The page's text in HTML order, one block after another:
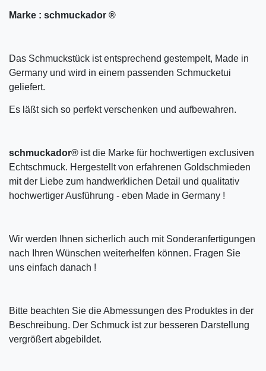
Marke : schmuckador ®
Das Schmuckstück ist entsprechend gestempelt, Made in
Germany und wird in einem passenden Schmucketui
geliefert.
Es läßt sich so perfekt verschenken und aufbewahren.
schmuckador® ist die Marke für hochwertigen exclusiven
Echtschmuck. Hergestellt von erfahrenen Goldschmieden
mit der Liebe zum handwerklichen Detail und qualitativ
hochwertiger Ausführung - eben Made in Germany !
Wir werden Ihnen sicherlich auch mit Sonderanfertigungen
nach Ihren Wünschen weiterhelfen können. Fragen Sie
uns einfach danach !
Bitte beachten Sie die Abmessungen des Produktes in der
Beschreibung. Der Schmuck ist zur besseren Darstellung
vergrößert abgebildet.